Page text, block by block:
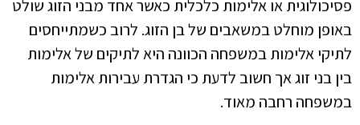
פסיכולוגית או אלימות כלכלית כאשר אחד מבני הזוג שולט
באופן מוחלט במשאבים של בן הזוג. לרוב כשמתייחסים
לתיקי אלימות במשפחה הכוונה היא לתיקים של אלימות
בין בני זוג אך חשוב לדעת כי הגדרת עבירות אלימות
במשפחה רחבה מאוד.